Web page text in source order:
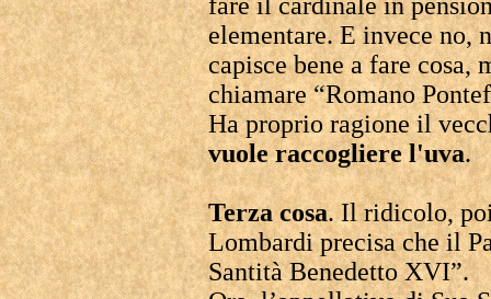
elementare. E invece no,
capisce bene a fare cosa,
chiamare “Romano
Ha proprio ragione il
vuole raccogliere l'uva.
Terza cosa. Il ridicolo,
Lombardi precisa che il
Santità Benedetto XVI”.